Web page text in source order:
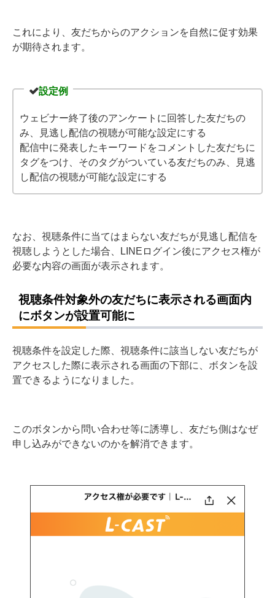
これにより、友だちからのアクションを自然に促す効果
が期待されます。
設定例
ウェビナー終了後のアンケートに回答した友だちの
み、見逃し配信の視聴が可能な設定にする
配信中に発表したキーワードをコメントした友だちに
タグをつけ、そのタグがついている友だちのみ、見逃
し配信の視聴が可能な設定にする
なお、視聴条件に当てはまらない友だちが見逃し配信を
視聴しようとした場合、LINEログイン後にアクセス権が
必要な内容の画面が表示されます。
視聴条件対象外の友だちに表示される画面内
にボタンが設置可能に
視聴条件を設定した際、視聴条件に該当しない友だちが
アクセスした際に表示される画面の下部に、ボタンを設
置できるようになりました。
このボタンから問い合わせ等に誘導し、友だち側はなぜ
申し込みができないのかを解消できます。